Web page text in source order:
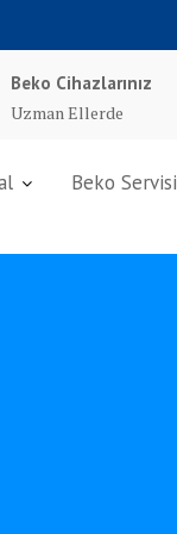
Beko Cihazlarınız
Uzman Ellerde
Beko Servisi